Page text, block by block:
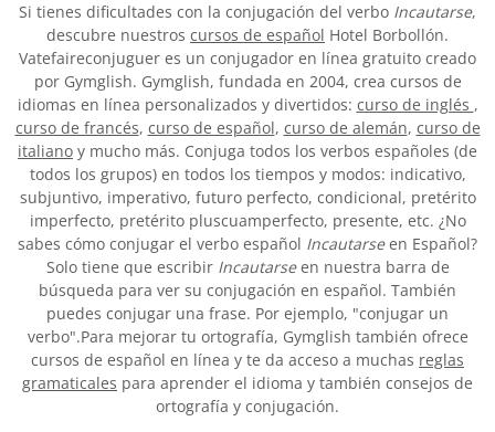
Si tienes dificultades con la conjugación del verbo Incautarse,
descubre nuestros cursos de español Hotel Borbollón.
Vatefaireconjuguer es un conjugador en línea gratuito creado
por Gymglish. Gymglish, fundada en 2004, crea cursos de
idiomas en línea personalizados y divertidos: curso de inglés ,
curso de francés, curso de español, curso de alemán, curso de
italiano y mucho más. Conjuga todos los verbos españoles (de
todos los grupos) en todos los tiempos y modos: indicativo,
subjuntivo, imperativo, futuro perfecto, condicional, pretérito
imperfecto, pretérito pluscuamperfecto, presente, etc. ¿No
sabes cómo conjugar el verbo español Incautarseen Español?
Solo tiene que escribir Incautarseen nuestra barra de
búsqueda para ver su conjugación en español. También
puedes conjugar una frase. Por ejemplo, "conjugar un
verbo".Para mejorar tu ortografía, Gymglish también ofrece
cursos de español en línea y te da acceso a muchas reglas
gramaticales para aprender el idioma y también consejos de
ortografía y conjugación.